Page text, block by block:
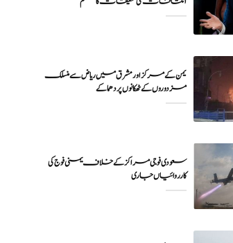
یمن کے مرکز اور مشرق میں ریاض سے منسلک
مزدوروں کے ٹھکانوں پر دھماکے
سعودی فوجی مراکز کے خلاف یمنی فوج کی